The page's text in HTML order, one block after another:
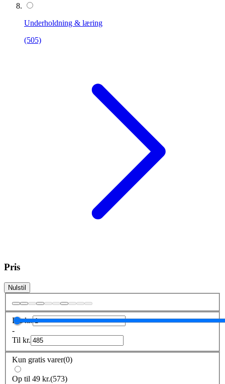
Underholdning & læring
(505)
Pris
Nulstil
Frakr.
-
Til kr.
Kun gratis varer(0)
Op til 49 kr.(573)